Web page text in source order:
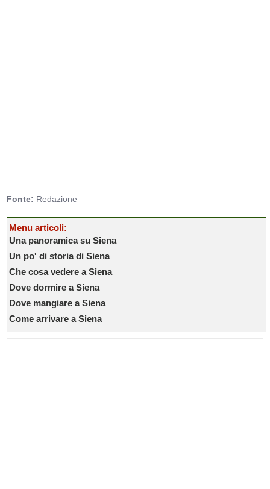
Fonte: Redazione
Menu articoli:
Una panoramica su Siena
Un po' di storia di Siena
Che cosa vedere a Siena
Dove dormire a Siena
Dove mangiare a Siena
Come arrivare a Siena